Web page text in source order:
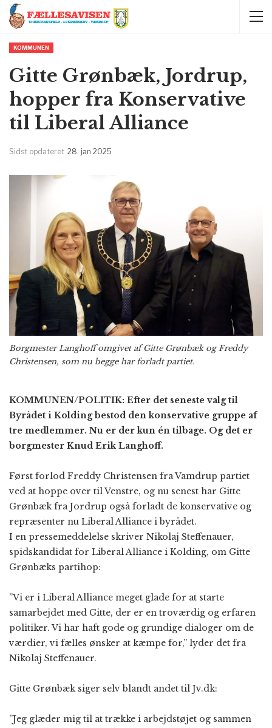
KOMMUNEN
Gitte Grønbæk, Jordrup,
hopper fra Konservative
til Liberal Alliance
Sidst opdateret 28. jan 2025
Borgmester Langhoff omgivet af Gitte Grønbæk og Freddy
Christensen, som nu begge har forladt partiet.
KOMMUNEN/POLITIK: Efter det seneste valg til
Byrådet i Kolding bestod den konservative gruppe af
tre medlemmer. Nu er der kun én tilbage. Og det er
borgmester Knud Erik Langhoff.
Først forlod Freddy Christensen fra Vamdrup partiet
ved at hoppe over til Venstre, og nu senest har Gitte
Grønbæk fra Jordrup også forladt de konservative og
repræsenter nu Liberal Alliance i byrådet.
I en pressemeddelelse skriver Nikolaj Steffenauer,
spidskandidat for Liberal Alliance i Kolding, om Gitte
Grønbæks partihop:
”Vi er i Liberal Alliance meget glade for at starte
samarbejdet med Gitte, der er en troværdig og erfaren
politiker. Vi har haft gode og grundige dialoger om de
værdier, vi fælles ønsker at kæmpe for,” lyder det fra
Nikolaj Steffenauer.
Gitte Grønbæk siger selv blandt andet til Jv.dk:
”Jeg glæder mig til at trække i arbejdstøjet og sammen